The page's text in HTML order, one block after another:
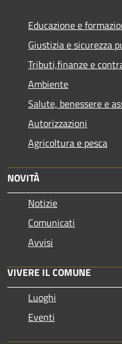
Educazione e
Giustizia e sicurezza
Tributi,finanze e
Ambiente
Salute, benessere e
Autorizzazioni
Agricoltura e pesca
NOVITÀ
Notizie
Comunicati
Avvisi
VIVERE IL COMUNE
Luoghi
Eventi